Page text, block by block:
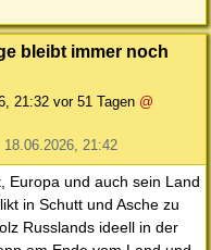
bleibt immer noch
21:32 vor 51 Tagen @
21:42
Europa und auch sein Land
in Schutt und Asche zu
Russlands ideell in der